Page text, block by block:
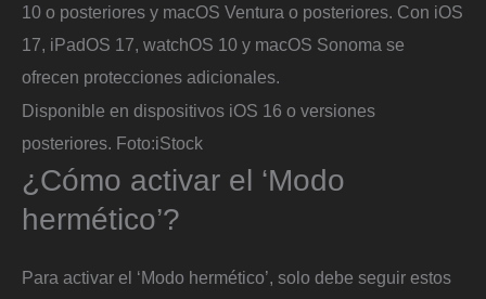
10 o posteriores y macOS Ventura o posteriores. Con iOS
17, iPadOS 17, watchOS 10 y macOS Sonoma se
ofrecen protecciones adicionales.
Disponible en dispositivos iOS 16 o versiones
posteriores. Foto:iStock
¿Cómo activar el ‘Modo
hermético’?
Para activar el ‘Modo hermético’, solo debe seguir estos